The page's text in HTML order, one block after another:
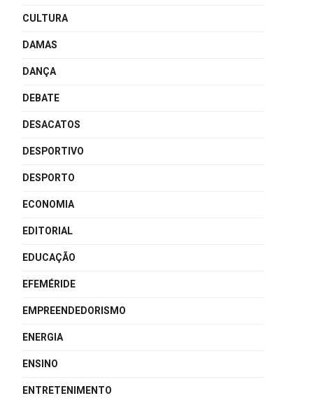
CULTURA
DAMAS
DANÇA
DEBATE
DESACATOS
DESPORTIVO
DESPORTO
ECONOMIA
EDITORIAL
EDUCAÇÃO
EFEMÉRIDE
EMPREENDEDORISMO
ENERGIA
ENSINO
ENTRETENIMENTO